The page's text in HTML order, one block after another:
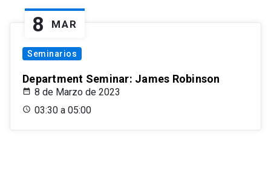
8 MAR
Seminarios
Department Seminar: James Robinson
8 de Marzo de 2023
03:30 a 05:00